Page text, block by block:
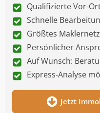
Qualifizierte Vor-
Schnelle
Größtes
Persönlicher
Auf Wunsch:
Express-Analyse
Jetzt